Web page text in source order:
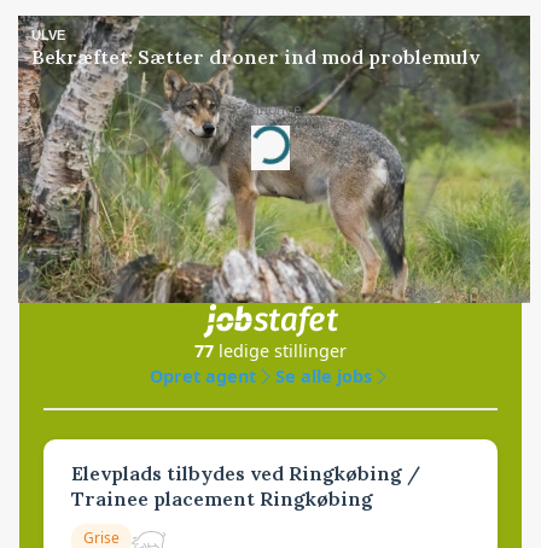
ULVE
Bekræftet: Sætter droner ind mod problemulv
Annonce
Loading...
Jobs
i samarbejde med
77 ledige stillinger
Opret agent
Se alle jobs
Elevplads tilbydes ved Ringkøbing /
Trainee placement Ringkøbing
Grise